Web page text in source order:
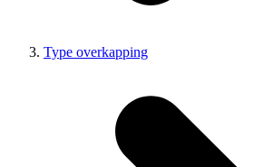
Type overkapping